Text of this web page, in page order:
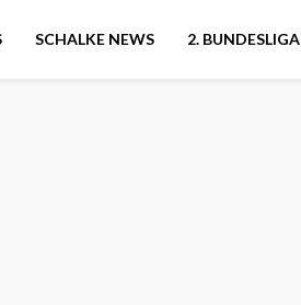
SCHALKE NEWS 2. BUNDESLIGA